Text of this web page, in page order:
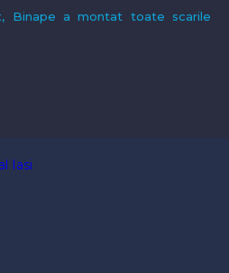
Binape a montat toate scarile